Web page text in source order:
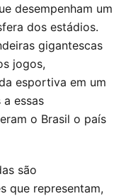
desempenham um
dos estádios.
gigantescas
jogos,
esportiva em um
essas
o Brasil o país
são
que representam,